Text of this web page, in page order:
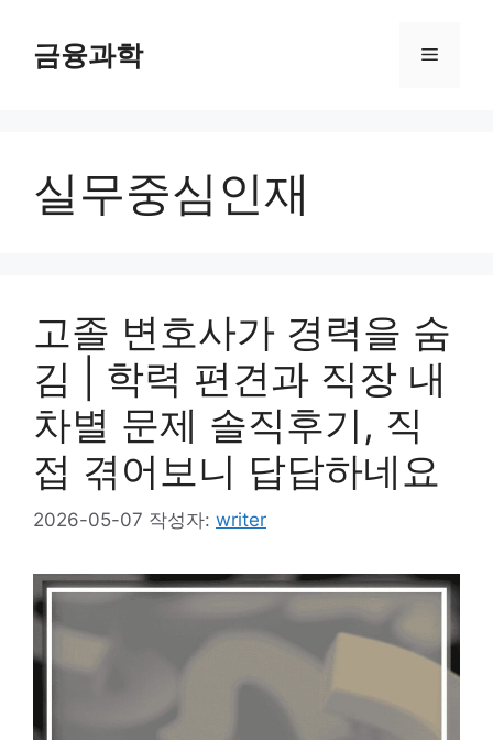
금융과학 메
실무중심인재
고졸 변호사가 경력을 숨
김 | 학력 편견과 직장 내
차별 문제 솔직후기, 직
접 겪어보니 답답하네요
2026-05-07 작성자: writer